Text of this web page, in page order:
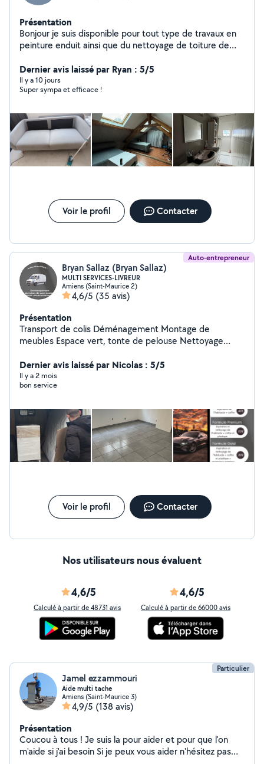
Présentation
Bonjour je suis disponible pour tout type de travaux en
peinture enduit ainsi que du nettoyage de toiture de
cordialement
Dernier avis laissé par Ryan : 5/5
Il y a 10 jours
Super sympa et efficace !
Voir le profil Contacter
Auto-entrepreneur
Bryan Sallaz (Bryan Sallaz)
MULTI SERVICES-LIVREUR
Amiens (Saint-Maurice 2)
4,6/5 (35 avis)
Présentation
Transport de colis Déménagement Montage de
meubles Espace vert, tonte de pelouse Nettoyage
Dernier avis laissé par Nicolas : 5/5
Il y a 2 mois
bon service
Voir le profil Contacter
Nos utilisateurs nous évaluent
4,6/5
Calculé à partir de 48731 avis
4,6/5
Calculé à partir de 66000 avis
Particulier
Jamel ezzammouri
Aide multi tache
Amiens (Saint-Maurice 3)
4,9/5 (138 avis)
Présentation
Coucou à tous ! Je suis la pour aider et pour que l'on
m'aide si j'ai besoin Si je peux vous aider n'hésitez pas